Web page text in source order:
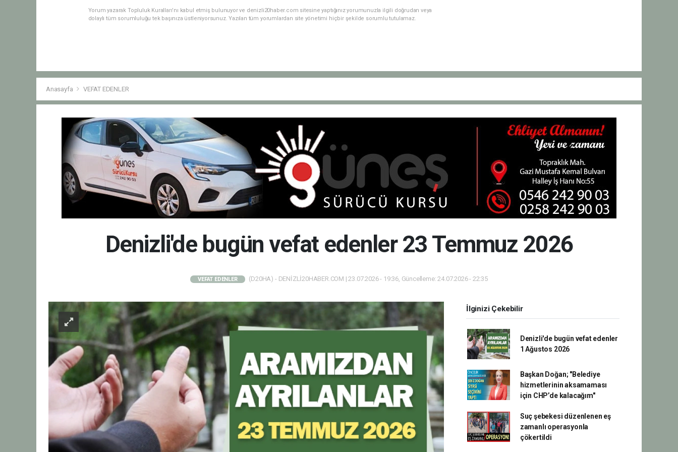
Yorum yazarak Topluluk Kuralları’nı kabul etmiş bulunuyor ve denizli20haber.com sitesine yaptığınız yorumunuzla ilgili doğrudan veya
dolaylı tüm sorumluluğu tek başınıza üstleniyorsunuz. Yazılan tüm yorumlardan site yönetimi hiçbir şekilde sorumlu tutulamaz.
Anasayfa VEFAT EDENLER
Denizli'de bugün vefat edenler 23 Temmuz 2026
VEFAT EDENLER (D20HA) - DENİZLİ20HABER.COM | 23.07.2026 - 19:36, Güncelleme: 24.07.2026 - 22:35
İlginizi Çekebilir
Denizli'de bugün vefat edenler
1 Ağustos 2026
Başkan Doğan; "Belediye
hizmetlerinin aksamaması
için CHP’de kalacağım"
Suç şebekesi düzenlenen eş
zamanlı operasyonla
çökertildi